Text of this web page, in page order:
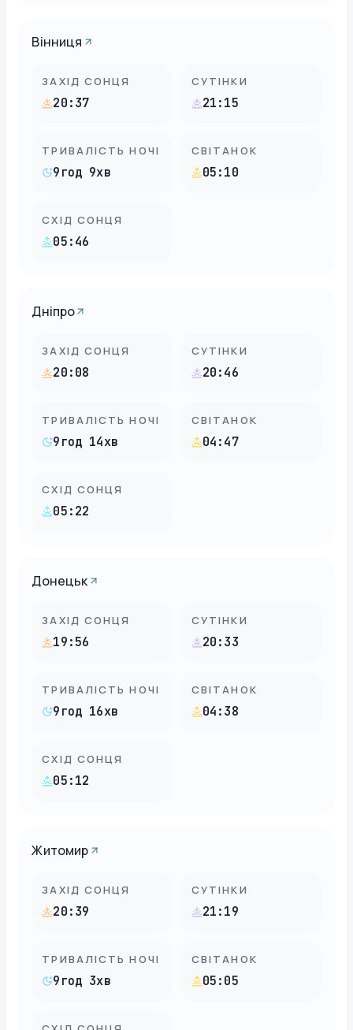
Вінниця
ЗАХІД СОНЦЯ
20:37
СУТІНКИ
21:15
ТРИВАЛІСТЬ НОЧІ
9год 9хв
СВІТАНОК
05:10
СХІД СОНЦЯ
05:46
Дніпро
ЗАХІД СОНЦЯ
20:08
СУТІНКИ
20:46
ТРИВАЛІСТЬ НОЧІ
9год 14хв
СВІТАНОК
04:47
СХІД СОНЦЯ
05:22
Донецьк
ЗАХІД СОНЦЯ
19:56
СУТІНКИ
20:33
ТРИВАЛІСТЬ НОЧІ
9год 16хв
СВІТАНОК
04:38
СХІД СОНЦЯ
05:12
Житомир
ЗАХІД СОНЦЯ
20:39
СУТІНКИ
21:19
ТРИВАЛІСТЬ НОЧІ
9год 3хв
СВІТАНОК
05:05